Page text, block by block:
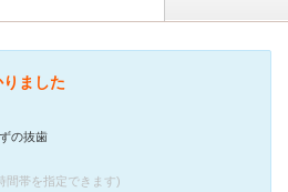
ました
の抜歯
間帯を指定できます)